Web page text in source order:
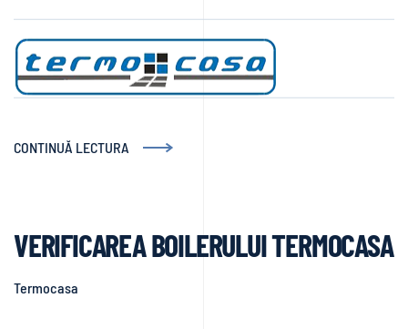
CONTINUĂ LECTURA
VERIFICAREA BOILERULUI TERMOCASA
Termocasa